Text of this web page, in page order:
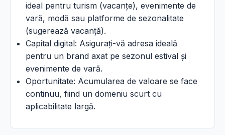
ideal pentru turism (vacanțe), evenimente de
vară, modă sau platforme de sezonalitate
(sugerează vacanță).
Capital digital: Asigurați-vă adresa ideală
pentru un brand axat pe sezonul estival și
evenimente de vară.
Oportunitate: Acumularea de valoare se face
continuu, fiind un domeniu scurt cu
aplicabilitate largă.